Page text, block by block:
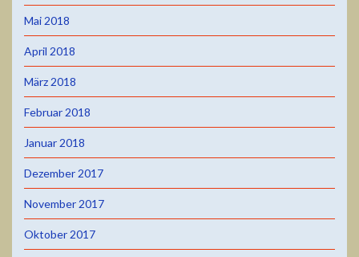
Mai 2018
April 2018
März 2018
Februar 2018
Januar 2018
Dezember 2017
November 2017
Oktober 2017